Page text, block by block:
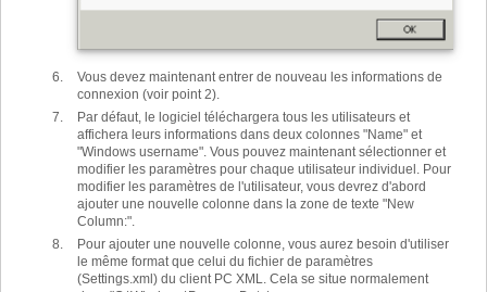
Vous devez maintenant entrer de nouveau les informations de
connexion (voir point 2).
Par défaut, le logiciel téléchargera tous les utilisateurs et
affichera leurs informations dans deux colonnes "Name" et
"Windows username". Vous pouvez maintenant sélectionner et
modifier les paramètres pour chaque utilisateur individuel. Pour
modifier les paramètres de l'utilisateur, vous devrez d'abord
ajouter une nouvelle colonne dans la zone de texte "New
Column:".
Pour ajouter une nouvelle colonne, vous aurez besoin d'utiliser
le même format que celui du fichier de paramètres
(Settings.xml) du client PC XML. Cela se situe normalement